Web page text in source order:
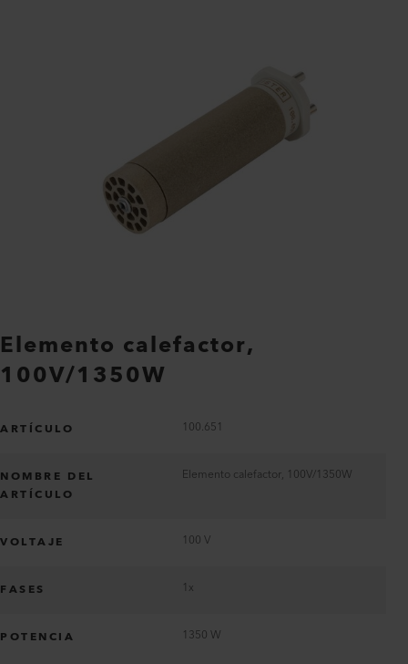
Elemento calefactor,
100V/1350W
ARTÍCULO 100.651
NOMBRE DEL
ARTÍCULO
Elemento calefactor, 100V/1350W
VOLTAJE 100 V
FASES 1x
POTENCIA 1350 W